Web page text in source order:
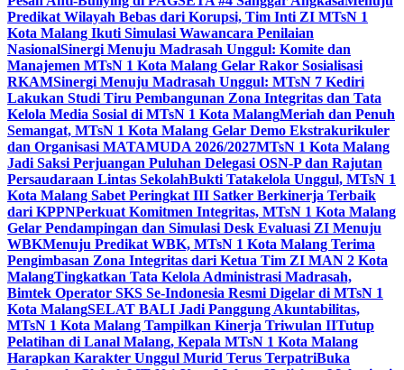
Predikat Wilayah Bebas dari Korupsi, Tim Inti ZI MTsN 1
Kota Malang Ikuti Simulasi Wawancara Penilaian
NasionalSinergi Menuju Madrasah Unggul: Komite dan
Manajemen MTsN 1 Kota Malang Gelar Rakor Sosialisasi
RKAMSinergi Menuju Madrasah Unggul: MTsN 7 Kediri
Lakukan Studi Tiru Pembangunan Zona Integritas dan Tata
Kelola Media Sosial di MTsN 1 Kota MalangMeriah dan Penuh
Semangat, MTsN 1 Kota Malang Gelar Demo Ekstrakurikuler
dan Organisasi MATAMUDA 2026/2027MTsN 1 Kota Malang
Jadi Saksi Perjuangan Puluhan Delegasi OSN-P dan Rajutan
Persaudaraan Lintas SekolahBukti Tatakelola Unggul, MTsN 1
Kota Malang Sabet Peringkat III Satker Berkinerja Terbaik
dari KPPNPerkuat Komitmen Integritas, MTsN 1 Kota Malang
Gelar Pendampingan dan Simulasi Desk Evaluasi ZI Menuju
WBKMenuju Predikat WBK, MTsN 1 Kota Malang Terima
Pengimbasan Zona Integritas dari Ketua Tim ZI MAN 2 Kota
MalangTingkatkan Tata Kelola Administrasi Madrasah,
Bimtek Operator SKS Se-Indonesia Resmi Digelar di MTsN 1
Kota MalangSELAT BALI Jadi Panggung Akuntabilitas,
MTsN 1 Kota Malang Tampilkan Kinerja Triwulan IITutup
Pelatihan di Lanal Malang, Kepala MTsN 1 Kota Malang
Harapkan Karakter Unggul Murid Terus TerpatriBuka